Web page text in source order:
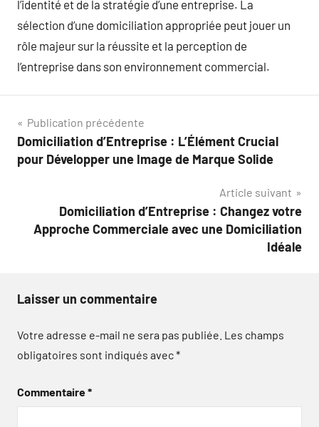
l’identité et de la stratégie d’une entreprise. La
sélection d’une domiciliation appropriée peut jouer un
rôle majeur sur la réussite et la perception de
l’entreprise dans son environnement commercial.
Navigation
de
Publication précédente
Domiciliation d’Entreprise : L’Élément Crucial
pour Développer une Image de Marque Solide
Article suivant
Domiciliation d’Entreprise : Changez votre
Approche Commerciale avec une Domiciliation
Idéale
Laisser un commentaire
Votre adresse e-mail ne sera pas publiée. Les champs
obligatoires sont indiqués avec*
Commentaire*